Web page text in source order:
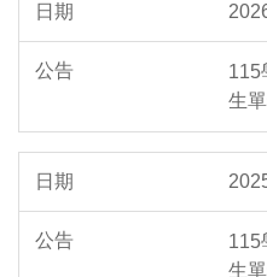
115
生
115
生